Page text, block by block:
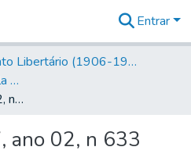
na
Entrar
Canto Libertário (1906-1995)
CNT - AIT. Portavoz de la C.N.T de España en el Exilio
CNT - AIT, 1957, ano 02, n 633
ano 02, n 633